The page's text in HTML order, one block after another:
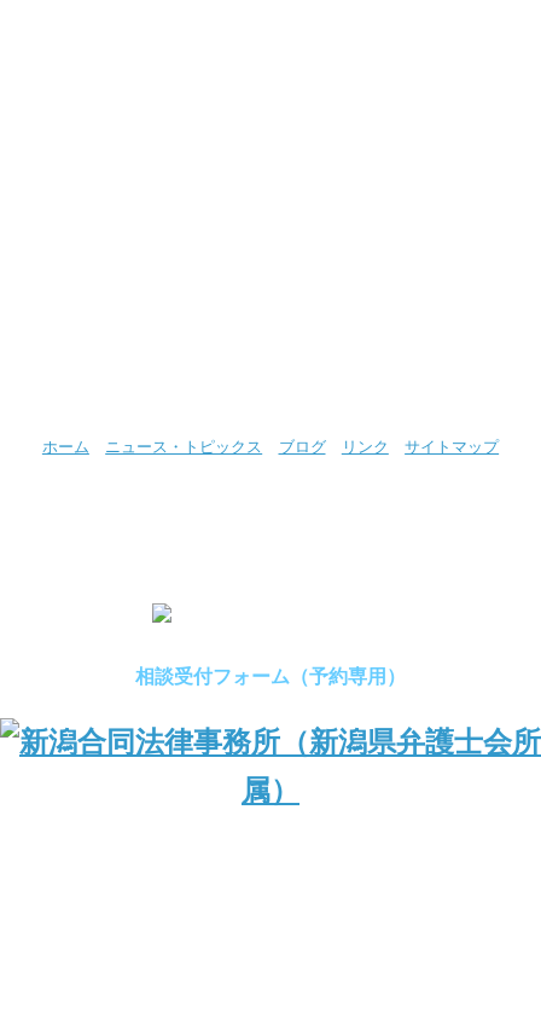
ホーム ニュース・トピックス ブログ リンク サイトマップ
相談受付フォーム（予約専用）